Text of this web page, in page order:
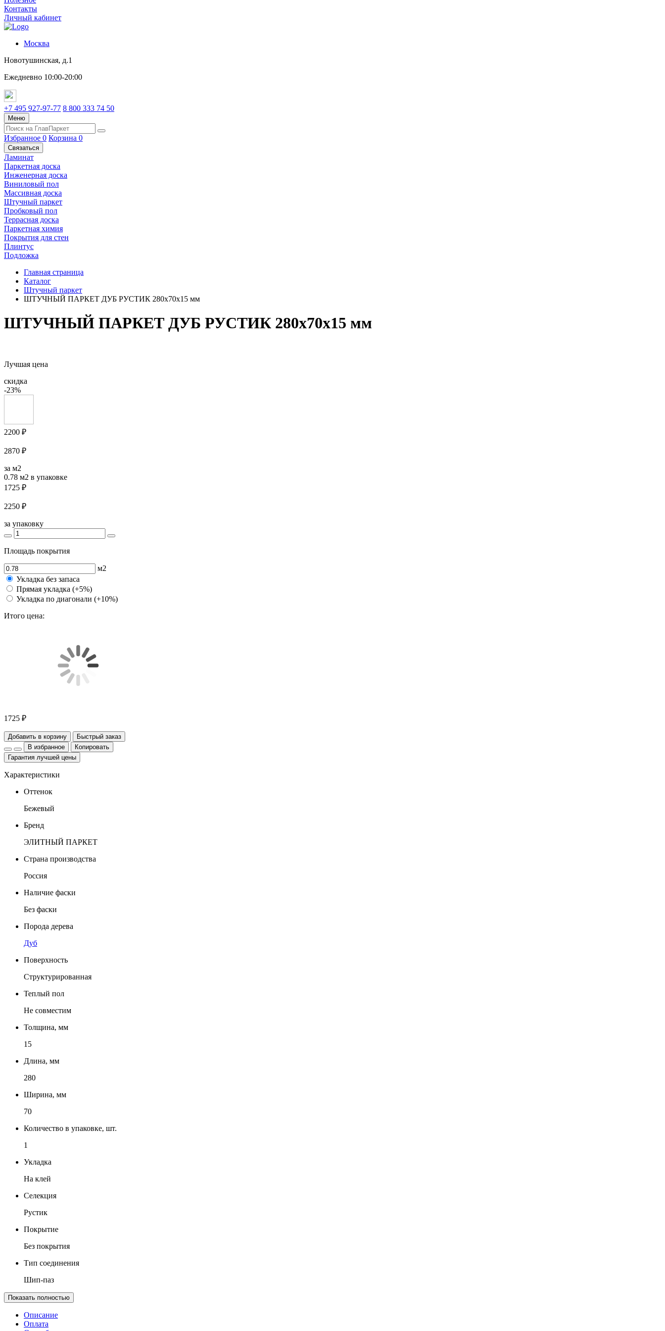
Контакты
Личный кабинет
Москва
Новотушинская, д.1
Ежедневно 10:00-20:00
+7 495 927-97-77 8 800 333 74 50
Меню
Избранное 0 Корзина 0
Связаться
Ламинат
Паркетная доска
Инженерная доска
Виниловый пол
Массивная доска
Штучный паркет
Пробковый пол
Террасная доска
Паркетная химия
Покрытия для стен
Плинтус
Подложка
Главная страница
Каталог
Штучный паркет
ШТУЧНЫЙ ПАРКЕТ ДУБ РУСТИК 280x70x15 мм
ШТУЧНЫЙ ПАРКЕТ ДУБ РУСТИК 280x70x15 мм
Лучшая цена
скидка
-23%
2200 ₽
2870 ₽
за м2
0.78 м2 в упаковке
1725 ₽
2250 ₽
за упаковку
Площадь покрытия
м2
Укладка без запаса
Прямая укладка (+5%)
Укладка по диагонали (+10%)
Итого цена:
1725 ₽
Добавить в корзину
Быстрый заказ
В избранное
Копировать
Гарантия лучшей цены
Характеристики
Оттенок
Бежевый
Бренд
ЭЛИТНЫЙ ПАРКЕТ
Страна производства
Россия
Наличие фаски
Без фаски
Порода дерева
Дуб
Поверхность
Структурированная
Теплый пол
Не совместим
Толщина, мм
15
Длина, мм
280
Ширина, мм
70
Количество в упаковке, шт.
1
Укладка
На клей
Селекция
Рустик
Покрытие
Без покрытия
Тип соединения
Шип-паз
Показать полностью
Описание
Оплата